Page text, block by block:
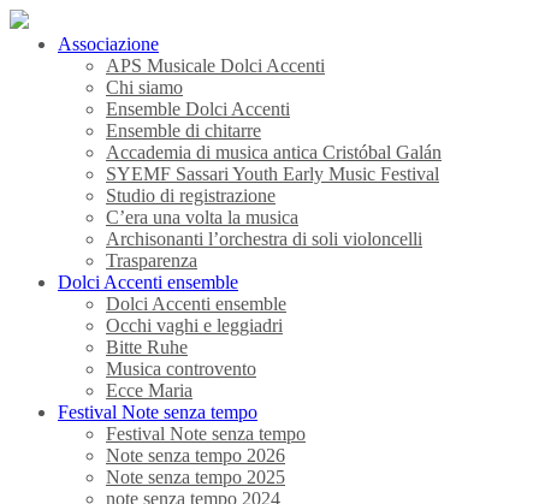
Associazione
APS Musicale Dolci Accenti
Chi siamo
Ensemble Dolci Accenti
Ensemble di chitarre
Accademia di musica antica Cristóbal Galán
SYEMF Sassari Youth Early Music Festival
Studio di registrazione
C’era una volta la musica
Archisonanti l’orchestra di soli violoncelli
Trasparenza
Dolci Accenti ensemble
Dolci Accenti ensemble
Occhi vaghi e leggiadri
Bitte Ruhe
Musica controvento
Ecce Maria
Festival Note senza tempo
Festival Note senza tempo
Note senza tempo 2026
Note senza tempo 2025
note senza tempo 2024